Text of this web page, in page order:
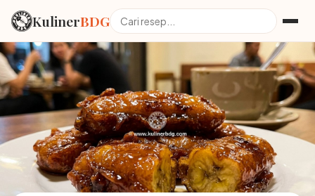
KulinerBDG